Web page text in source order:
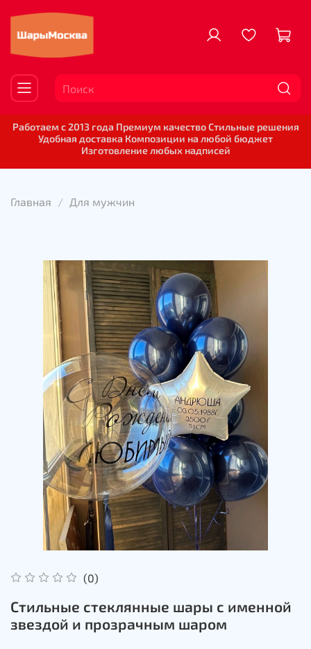
Работаем с 2013 года Премиум качество Стильные решения
Удобная доставка Композиции на любой бюджет
Изготовление любых надписей
Главная Для мужчин
(0)
Стильные стеклянные шары с именной
звездой и прозрачным шаром